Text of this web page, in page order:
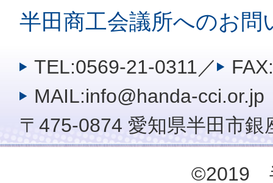
半田商工会議所へのお問
TEL:0569-21-0311／
MAIL:info@handa-cci.or.jp
〒475-0874 愛知県半田市銀
©2019